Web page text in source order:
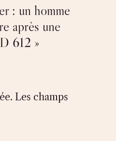
: un homme
après une
612 »
Les champs